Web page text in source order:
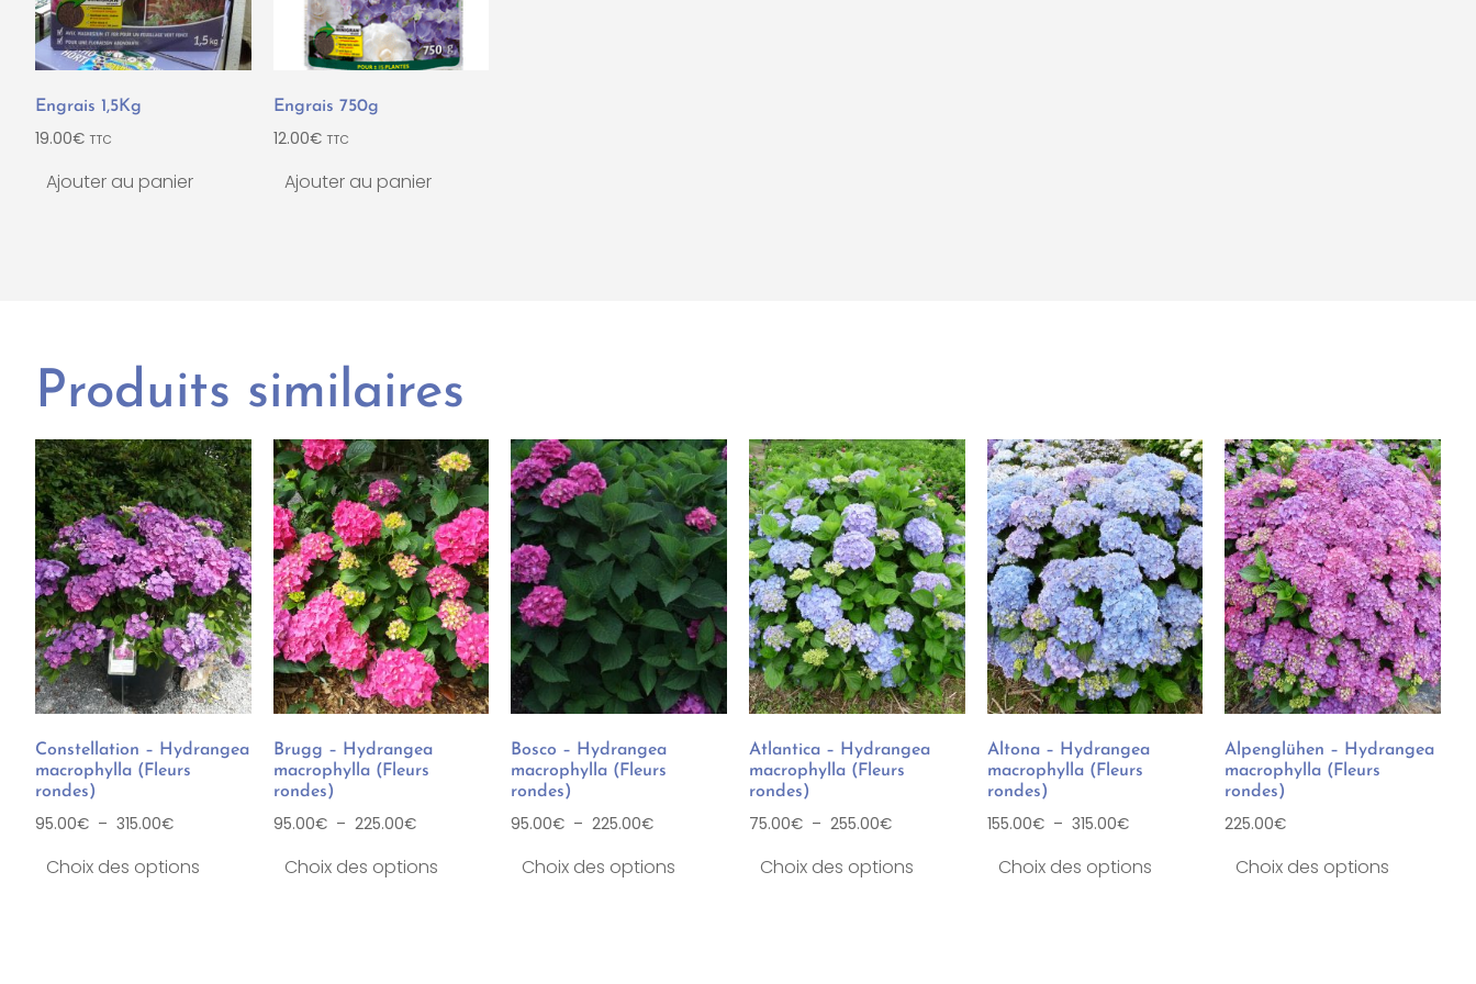
Engrais 1,5Kg
19.00€ TTC
Ajouter au panier
Engrais 750g
12.00€ TTC
Ajouter au panier
Produits similaires
Constellation – Hydrangea
macrophylla (Fleurs
rondes)
95.00€ – 315.00€
Choix des options
Brugg – Hydrangea
macrophylla (Fleurs
rondes)
95.00€ – 225.00€
Choix des options
Bosco – Hydrangea
macrophylla (Fleurs
rondes)
95.00€ – 225.00€
Choix des options
Atlantica – Hydrangea
macrophylla (Fleurs
rondes)
75.00€ – 255.00€
Choix des options
Altona – Hydrangea
macrophylla (Fleurs
rondes)
155.00€ – 315.00€
Choix des options
Alpenglühen – Hydrangea
macrophylla (Fleurs
rondes)
225.00€
Choix des options